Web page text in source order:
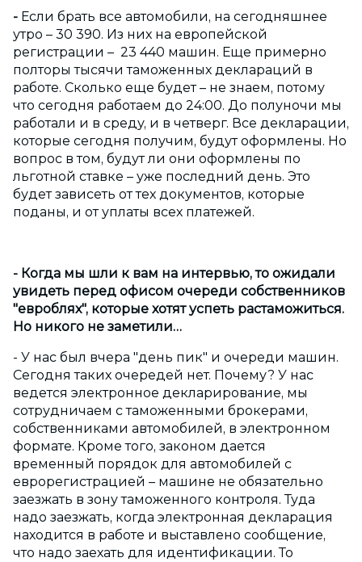
- Если брать все автомобили, на сегодняшнее
утро – 30 390. Из них на европейской
регистрации – 23 440 машин. Еще примерно
полторы тысячи таможенных деклараций в
работе. Сколько еще будет – не знаем, потому
что сегодня работаем до 24:00. До полуночи мы
работали и в среду, и в четверг. Все декларации,
которые сегодня получим, будут оформлены. Но
вопрос в том, будут ли они оформлены по
льготной ставке – уже последний день. Это
будет зависеть от тех документов, которые
поданы, и от уплаты всех платежей.
- Когда мы шли к вам на интервью, то ожидали
увидеть перед офисом очереди собственников
"евроблях", которые хотят успеть растаможиться.
Но никого не заметили…
- У нас был вчера "день пик" и очереди машин.
Сегодня таких очередей нет. Почему? У нас
ведется электронное декларирование, мы
сотрудничаем с таможенными брокерами,
собственниками автомобилей, в электронном
формате. Кроме того, законом дается
временный порядок для автомобилей с
еврорегистрацией – машине не обязательно
заезжать в зону таможенного контроля. Туда
надо заезжать, когда электронная декларация
находится в работе и выставлено сообщение,
что надо заехать для идентификации. То